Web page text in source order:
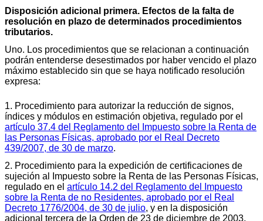
Disposición adicional primera. Efectos de la falta de
resolución en plazo de determinados procedimientos
tributarios.
Uno. Los procedimientos que se relacionan a continuación
podrán entenderse desestimados por haber vencido el plazo
máximo establecido sin que se haya notificado resolución
expresa:
1. Procedimiento para autorizar la reducción de signos,
índices y módulos en estimación objetiva, regulado por el
artículo 37.4 del Reglamento del Impuesto sobre la Renta de
las Personas Físicas, aprobado por el Real Decreto
439/2007, de 30 de marzo.
2. Procedimiento para la expedición de certificaciones de
sujeción al Impuesto sobre la Renta de las Personas Físicas,
regulado en el artículo 14.2 del Reglamento del Impuesto
sobre la Renta de no Residentes, aprobado por el Real
Decreto 1776/2004, de 30 de julio, y en la disposición
adicional tercera de la Orden de 23 de diciembre de 2003.